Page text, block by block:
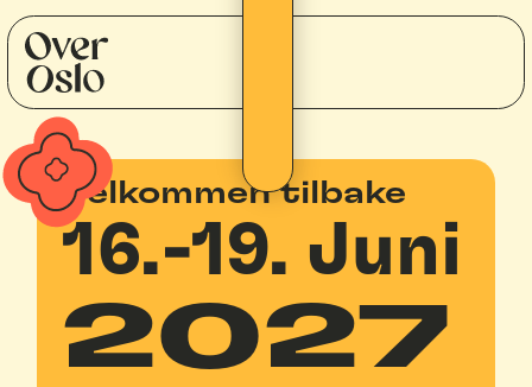
Velkommen tilbake
16.-19. Juni
2027